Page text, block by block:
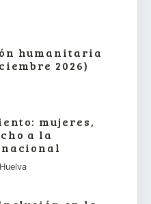
humanitaria
2026)
mujeres,
a la